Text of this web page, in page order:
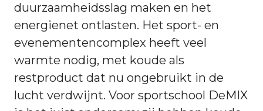
duurzaamheidsslag maken en het
energienet ontlasten. Het sport- en
evenementencomplex heeft veel
warmte nodig, met koude als
restproduct dat nu ongebruikt in de
lucht verdwijnt. Voor sportschool DeMIX